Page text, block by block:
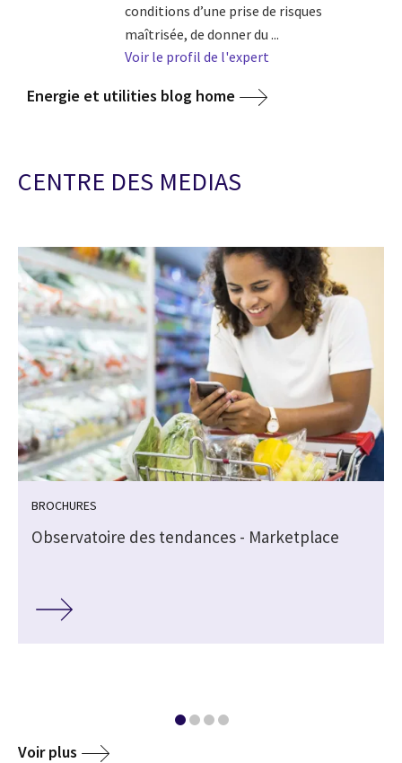
conditions d’une prise de risques
maîtrisée, de donner du ...
Voir le profil de l'expert
Energie et utilities blog home
CENTRE DES MEDIAS
BROCHURES
Observatoire des tendances - Marketplace
Voir plus